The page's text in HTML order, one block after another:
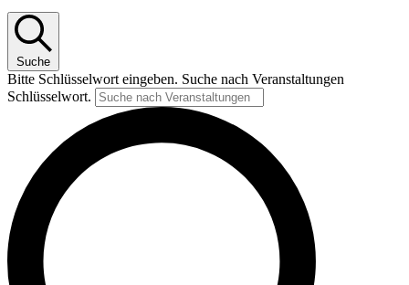
Suche
Bitte Schlüsselwort eingeben. Suche nach Veranstaltungen
Schlüsselwort.